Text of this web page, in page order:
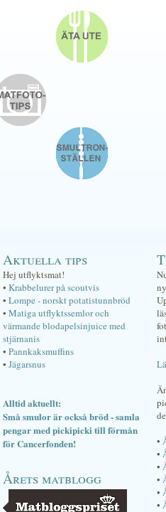
Aktuella tips
Hej utflyktsmat!
• Krabbelurer på scoutvis
• Lompe - norskt potatistunnbröd
• Matiga utflyktssemlor och
värmande blodapelsinjuice med
stjärnanis
• Pannkaksmuffins
• Jägarsnus
Alltid aktuellt:
Små smulor är också bröd - samla
pengar med pickipicki till förmån
för Cancerfonden!
Årets matblogg
•
•
•
•
•
•